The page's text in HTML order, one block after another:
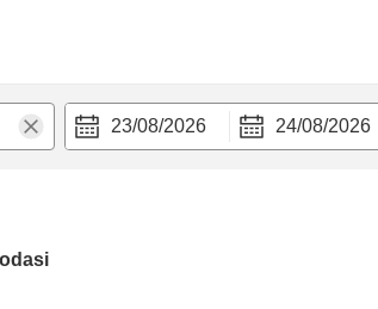
23/08/2026 24/08/2026